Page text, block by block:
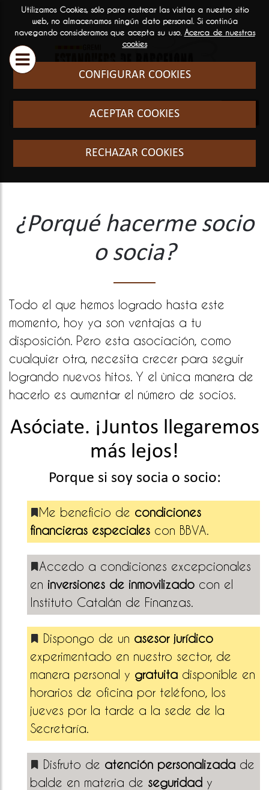
Utilizamos Cookies, sólo para rastrear las visitas a nuestro sitio
web, no almacenamos ningún dato personal. Si continúa
navegando consideramos que acepta su uso. Acerca de nuestras
cookies
CONFIGURAR COOKIES
ACEPTAR COOKIES
RECHAZAR COOKIES
ESTANQUEROS
y filosofia
somos
SERVICIOS
El sector
¿Porqué hacerme socio
o socia?
Todo el que hemos logrado hasta este
momento, hoy ya son ventajas a tu
disposición. Pero esta asociación, como
cualquier otra, necesita crecer para seguir
logrando nuevos hitos. Y el ùnica manera de
hacerlo es aumentar el número de socios.
Asóciate. ¡Juntos llegaremos
más lejos!
Porque si soy socia o socio:
Me beneficio de condiciones
financieras especiales con BBVA.
Accedo a condiciones excepcionales
en inversiones de inmovilizado con el
Instituto Catalán de Finanzas.
Dispongo de un asesor jurídico
experimentado en nuestro sector, de
manera personal y gratuita disponible en
horarios de oficina por teléfono, los
jueves por la tarde a la sede de la
Secretaría.
Disfruto de atención personalizada de
balde en materia de seguridad y